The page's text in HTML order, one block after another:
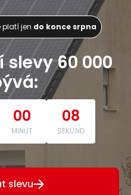
platí jen do konce srpna
slevy 60 000
00
MINUT
07
SEKUND
slevu